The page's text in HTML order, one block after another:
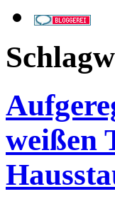
weißen